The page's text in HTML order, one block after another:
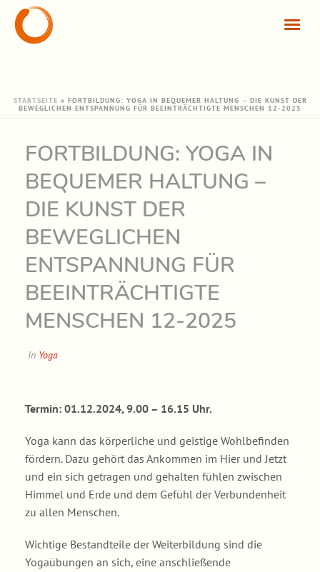
STARTSEITE » FORTBILDUNG: YOGA IN BEQUEMER HALTUNG – DIE KUNST DER
BEWEGLICHEN ENTSPANNUNG FÜR BEEINTRÄCHTIGTE MENSCHEN 12-2025
FORTBILDUNG: YOGA IN
BEQUEMER HALTUNG –
DIE KUNST DER
BEWEGLICHEN
ENTSPANNUNG FÜR
BEEINTRÄCHTIGTE
MENSCHEN 12-2025
In Yoga
Termin: 01.12.2024, 9.00 – 16.15 Uhr.
Yoga kann das körperliche und geistige Wohlbefinden
fördern. Dazu gehört das Ankommen im Hier und Jetzt
und ein sich getragen und gehalten fühlen zwischen
Himmel und Erde und dem Gefühl der Verbundenheit
zu allen Menschen.
Wichtige Bestandteile der Weiterbildung sind die
Yogaübungen an sich, eine anschließende